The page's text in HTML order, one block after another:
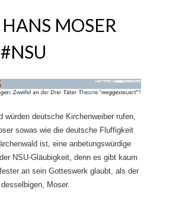
MOSER
würden deutsche Kirchenweiber rufen,
sowas wie die deutsche Fluffigkeit
ist, eine anbetungswürdige
NSU-Gläubigkeit, denn es gibt kaum
an sein Gotteswerk glaubt, als der
Moser.